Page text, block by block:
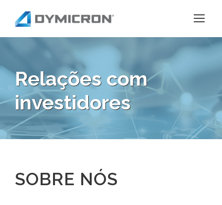
Relações com
investidores
SOBRE NÓS